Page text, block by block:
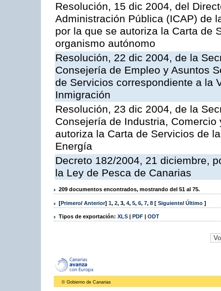
Resolución, 15 dic 2004, del
Administración Pública (ICAP) de
por la que se autoriza la Carta de
organismo autónomo
Resolución, 22 dic 2004, de la
Consejería de Empleo y Asuntos
de Servicios correspondiente a la
Inmigración
Resolución, 23 dic 2004, de la
Consejería de Industria,
autoriza la Carta de Servicios de
Energía
Decreto 182/2004, 21 diciembre,
la Ley de Pesca de Canarias
209 documentos encontrados, mostrando del 51 al 75.
[Primero/ Anterior] 1, 2, 3, 4, 5, 6, 7, 8 [ Siguiente/ Último ]
Tipos de exportación: XLS | PDF | ODT
© Gobierno de Canarias